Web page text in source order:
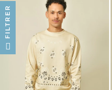
FILTRER